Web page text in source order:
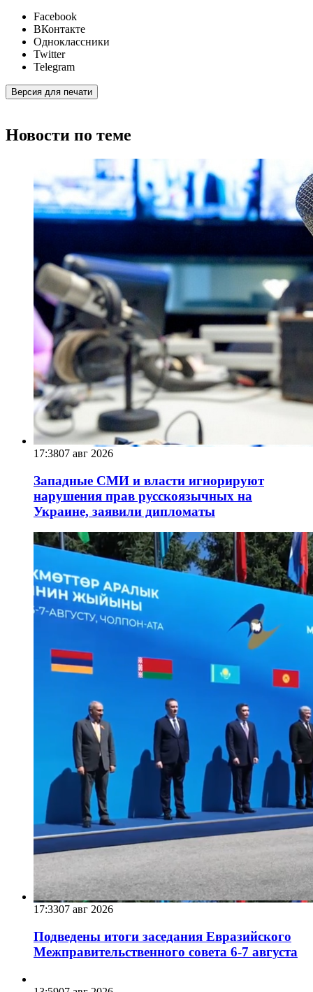
Facebook
ВКонтакте
Одноклассники
Twitter
Telegram
Версия для печати
Новости по теме
17:3807 авг 2026
Западные СМИ и власти игнорируют
нарушения прав русскоязычных на
Украине, заявили дипломаты
17:3307 авг 2026
Подведены итоги заседания Евразийского
Межправительственного совета 6-7 августа